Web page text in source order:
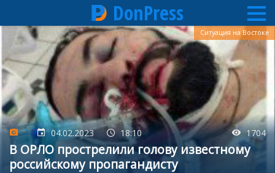
Перейти
основному
содержанию
DonPress
04.02.2023 18:10 1704
В ОРЛО прострелили голову известному
российскому пропагандисту
Ситуация на Востоке